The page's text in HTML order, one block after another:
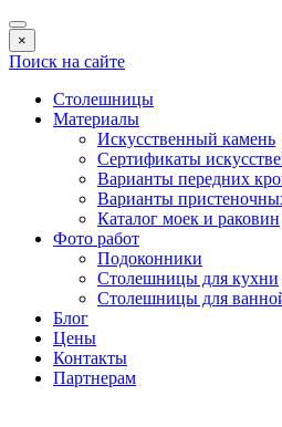
×
Поиск на сайте
Столешницы
Материалы
Искусственный камень
Сертификаты
Варианты передних
Варианты
Каталог моек и раковин
Фото работ
Подоконники
Столешницы для кухни
Столешницы для
Блог
Цены
Контакты
Партнерам